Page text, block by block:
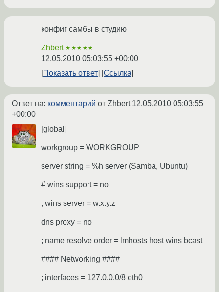
конфиг самбы в студию
Zhbert ★★★★★
12.05.2010 05:03:55 +00:00
Показать ответ
Ссылка
Ответ на: комментарий от Zhbert 12.05.2010 05:03:55
+00:00
[global]
workgroup = WORKGROUP
server string = %h server (Samba, Ubuntu)
# wins support = no
; wins server = w.x.y.z
dns proxy = no
; name resolve order = lmhosts host wins bcast
#### Networking ####
; interfaces = 127.0.0.0/8 eth0